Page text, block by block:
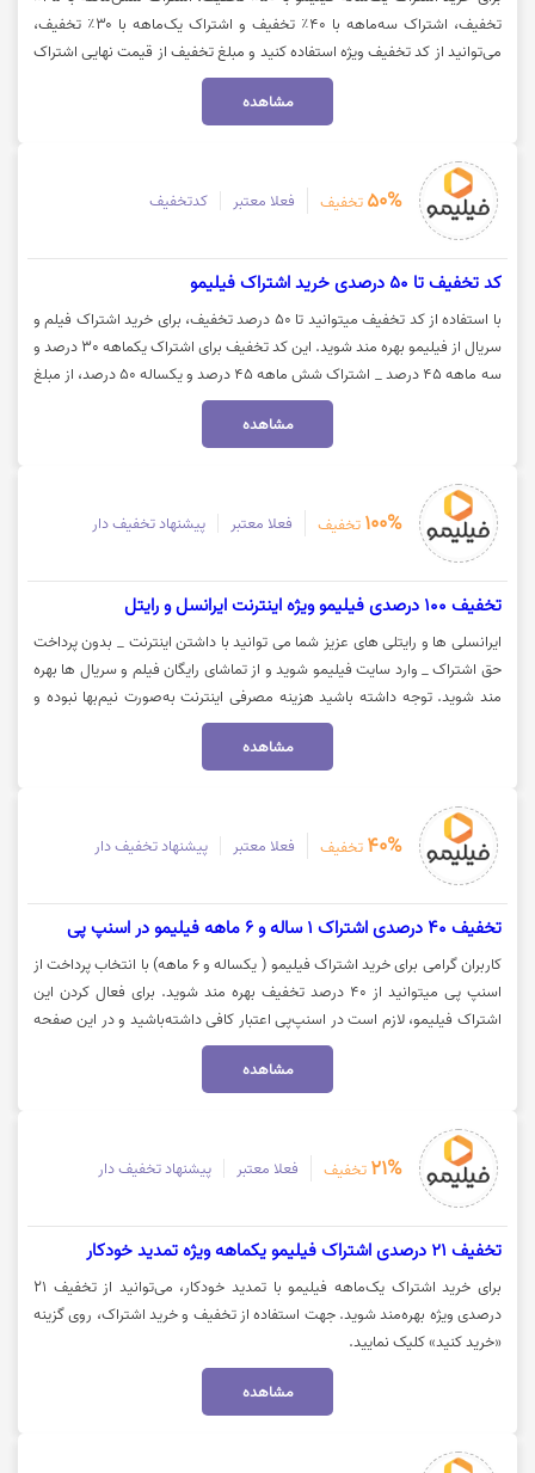
تخفیف، اشتراک سه‌ماهه با ۴۰٪ تخفیف و اشتراک یک‌ماهه با ۳۰٪ تخفیف،
می‌توانید از کد تخفیف ویژه استفاده کنید و مبلغ تخفیف از قیمت نهایی اشتراک
کسر خواهد شد. جهت خرید اشتراک، روی گزینه «خرید کنید» کلیک نمایید.
مشاهده
50% تخفیف فعلا معتبر کدتخفیف
کد تخفیف تا 50 درصدی خرید اشتراک فیلیمو
با استفاده از کد تخفیف میتوانید تا 50 درصد تخفیف، برای خرید اشتراک فیلم و
سریال از فیلیمو بهره مند شوید. این کد تخفیف برای اشتراک یکماهه 30 درصد و
سه ماهه 45 درصد _ اشتراک شش ماهه 45 درصد و یکساله 50 درصد، از مبلغ
اولیه اشتراک را کسر می‌کند. برای خرید اشتراک و دسترسی نامحدود به فیلم و
سریال‌های وب‌سایت فیلیمو روی گزینه "خرید کنید" کلیک نمایید.
مشاهده
100% تخفیف فعلا معتبر پیشنهاد تخفیف دار
تخفیف 100 درصدی فیلیمو ویژه اینترنت ایرانسل و رایتل
ایرانسلی ها و رایتلی های عزیز شما می توانید با داشتن اینترنت _ بدون پرداخت
حق اشتراک _ وارد سایت فیلیمو شوید و از تماشای رایگان فیلم و سریال ها بهره
مند شوید. توجه داشته باشید هزینه مصرفی اینترنت به‌صورت نیم‌بها نبوده و
تمام‌بها محاسبه خواهد شد. جهت تماشای فیلم و سریال های مورد نظر خود روی
مشاهده
40% تخفیف فعلا معتبر پیشنهاد تخفیف دار
تخفیف 40 درصدی اشتراک 1 ساله و 6 ماهه فیلیمو در اسنپ پی
کاربران گرامی برای خرید اشتراک فیلیمو ( یکساله و 6 ماهه) با انتخاب پرداخت از
اسنپ پی میتوانید از 40 درصد تخفیف بهره مند شوید. برای فعال کردن این
اشتراک فیلیمو، لازم است در اسنپ‌پی اعتبار کافی داشته‌باشید و در این صفحه
اشتراک موردنظر خود را انتخاب و فعال کنید. جهت خرید اشتراک فیلیمو با اسنپ
پی روی گزینه "خرید کنید" کلیک نمایید.مشاهده
21% تخفیف فعلا معتبر پیشنهاد تخفیف دار
تخفیف 21 درصدی اشتراک فیلیمو یکماهه ویژه تمدید خودکار
برای خرید اشتراک یک‌ماهه فیلیمو با تمدید خودکار، می‌توانید از تخفیف ۲۱
درصدی ویژه بهره‌مند شوید. جهت استفاده از تخفیف و خرید اشتراک، روی گزینه
«خرید کنید» کلیک نمایید.
مشاهده